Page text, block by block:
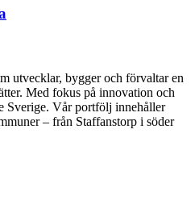
utvecklar, bygger och förvaltar en
Med fokus på innovation och
Sverige. Vår portfölj innehåller
– från Staffanstorp i söder